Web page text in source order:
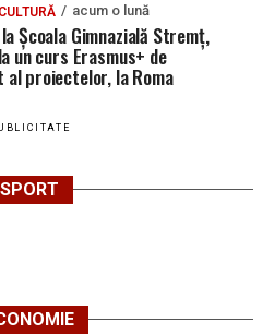
acum o lună
Școala Gimnazială Stremț,
un curs Erasmus+ de
al proiectelor, la Roma
SPORT